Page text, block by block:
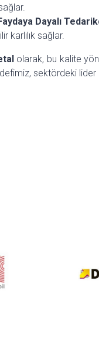
Faydaya Dayalı
karlılık sağlar.
olarak, bu kalite
sektördeki